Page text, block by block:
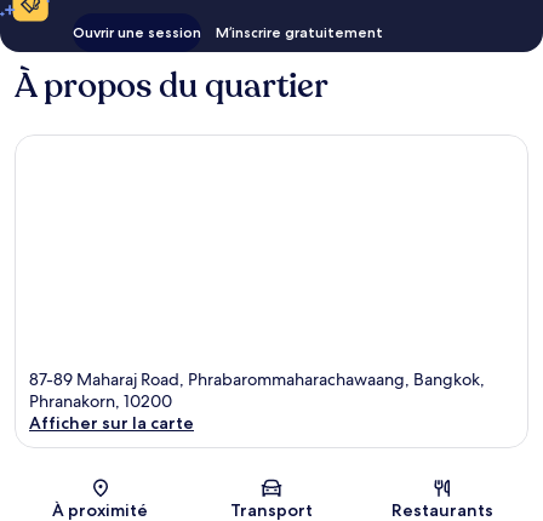
Ouvrir une session M’inscrire gratuitement
À propos du quartier
87-89 Maharaj Road, Phrabarommaharachawaang, Bangkok,
Phranakorn, 10200
Afficher sur la carte
À proximité Transport Restaurants